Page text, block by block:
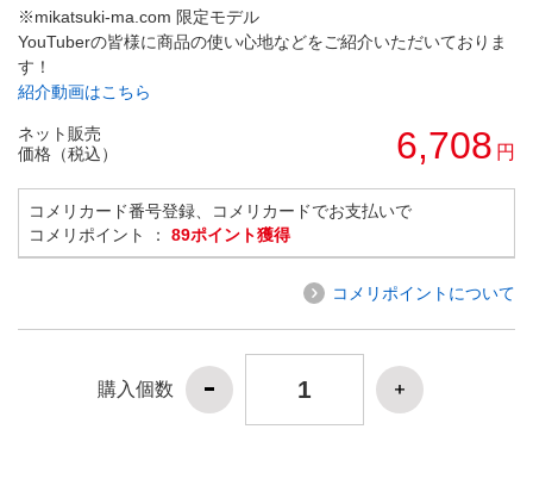
※mikatsuki-ma.com 限定モデル
YouTuberの皆様に商品の使い心地などをご紹介いただいておりま
す！
紹介動画はこちら
ネット販売
価格（税込）
6,708 円
コメリカード番号登録、コメリカードでお支払いで
コメリポイント ： 89ポイント獲得
コメリポイントについて
購入個数